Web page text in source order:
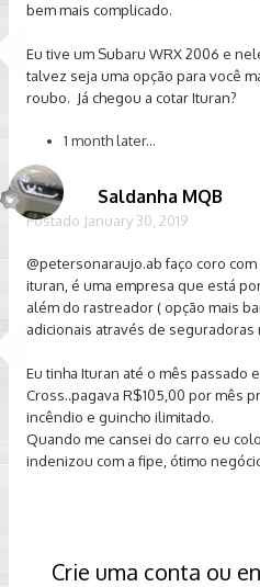
bem mais complicado.
Eu tive um Subaru WRX 2006 e
talvez seja uma opção para você
roubo. Já chegou a cotar Ituran?
1 month later...
Saldanha MQB
Postado January 30, 2019
@petersonaraujo.abfaço coro
ituran, é uma empresa que está
além do rastreador ( opção mais
adicionais através de seguradoras
Eu tinha Ituran até o mês passado
Cross..pagava R$105,00 por mês
incêndio e guincho ilimitado.
Quando me cansei do carro eu
indenizou com a fipe, ótimo
Crie uma conta ou